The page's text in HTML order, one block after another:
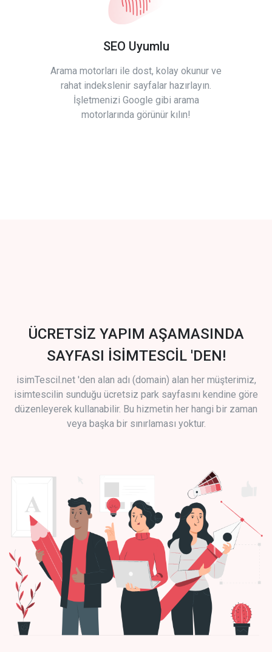
SEO Uyumlu
Arama motorları ile dost, kolay okunur ve
rahat indekslenir sayfalar hazırlayın.
İşletmenizi Google gibi arama
motorlarında görünür kılın!
ÜCRETSİZ YAPIM AŞAMASINDA
SAYFASI İSİMTESCİL 'DEN!
isimTescil.net 'den alan adı (domain) alan her müşterimiz,
isimtescilin sunduğu ücretsiz park sayfasını kendine göre
düzenleyerek kullanabilir. Bu hizmetin her hangi bir zaman
veya başka bir sınırlaması yoktur.